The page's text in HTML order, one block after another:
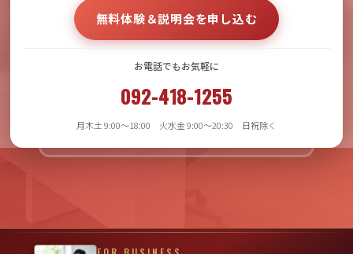
無料体験＆説明会を申し込む
お電話でもお気軽に
092-418-1255
月木土 9:00〜18:00 火水金 9:00〜20:30 日祝除く
無料体験＆説明会へのお申し込み
092-418-1255
火水金 9:00〜20:30
日祝日除く